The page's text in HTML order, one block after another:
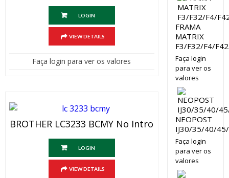
LOGIN
VIEW DETAILS
Faça login para ver os valores
BROTHER LC3233 BCMY No Intro
LOGIN
VIEW DETAILS
FRAMA
MATRIX
F3/F32/F4/
Faça login
para ver os
valores
NEOPOST
IJ30/35/40/
Faça login
para ver os
valores